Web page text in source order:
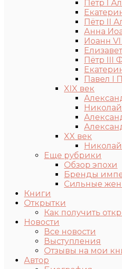
Пётр I
Пётр II
Анна
Иоанн
Пётр III
Павел I
XIX век
XX век
Еще рубрики
Обзор эпохи
Бренды
Сильные
Книги
Открытки
Как получить
Новости
Все новости
Выступления
Отзывы на мои
Автор